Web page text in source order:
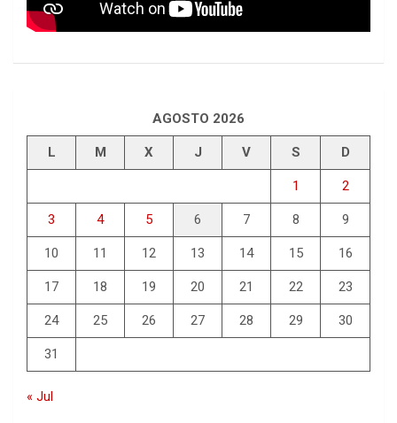
AGOSTO 2026
L M X J V S D
1 2
3 4 5 6 7 8 9
10 11 12 13 14 15 16
17 18 19 20 21 22 23
24 25 26 27 28 29 30
31
« Jul